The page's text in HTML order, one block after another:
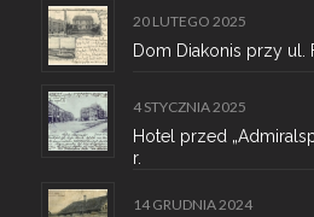
20 LUTEGO 2025
Dom Diakonis przy ul.
4 STYCZNIA 2025
Hotel przed
r.
14 GRUDNIA 2024